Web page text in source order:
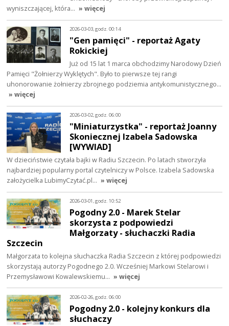
wyniszczającej, która… » więcej
2026-03-03, godz. 00:14
"Gen pamięci" - reportaż Agaty
Rokickiej
Już od 15 lat 1 marca obchodzimy Narodowy Dzień
Pamięci "Żołnierzy Wyklętych". Było to pierwsze tej rangi
uhonorowanie żołnierzy zbrojnego podziemia antykomunistycznego…
» więcej
2026-03-02, godz. 06:00
"Miniaturzystka" - reportaż Joanny
Skoniecznej Izabela Sadowska
[WYWIAD]
W dzieciństwie czytała bajki w Radiu Szczecin. Po latach stworzyła
najbardziej popularny portal czytelniczy w Polsce. Izabela Sadowska
założycielka LubimyCzytać.pl… » więcej
2026-03-01, godz. 10:52
Pogodny 2.0 - Marek Stelar
skorzysta z podpowiedzi
Małgorzaty - słuchaczki Radia
Szczecin
Małgorzata to kolejna słuchaczka Radia Szczecin z której podpowiedzi
skorzystają autorzy Pogodnego 2.0. Wcześniej Markowi Stelarowi i
Przemysławowi Kowalewskiemu… » więcej
2026-02-26, godz. 06:00
Pogodny 2.0 - kolejny konkurs dla
słuchaczy